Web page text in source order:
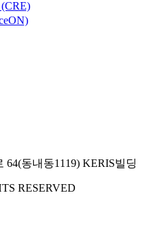
64(동내동1119) KERIS빌딩
RESERVED